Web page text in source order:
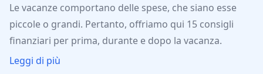
Le vacanze comportano delle spese, che siano esse
piccole o grandi. Pertanto, offriamo qui 15 consigli
finanziari per prima, durante e dopo la vacanza.
Leggi di più